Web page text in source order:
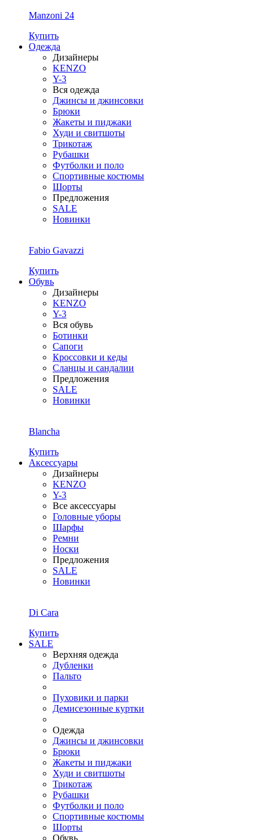
Manzoni 24
Купить
Одежда
Дизайнеры
KENZO
Y-3
Вся одежда
Джинсы и джинсовки
Брюки
Жакеты и пиджаки
Худи и свитшоты
Трикотаж
Рубашки
Футболки и поло
Спортивные костюмы
Шорты
Предложения
SALE
Новинки
Fabio Gavazzi
Купить
Обувь
Дизайнеры
KENZO
Y-3
Вся обувь
Ботинки
Сапоги
Кроссовки и кеды
Сланцы и сандалии
Предложения
SALE
Новинки
Blancha
Купить
Аксессуары
Дизайнеры
KENZO
Y-3
Все аксессуары
Головные уборы
Шарфы
Ремни
Носки
Предложения
SALE
Новинки
Di Cara
Купить
SALE
Верхняя одежда
Дубленки
Пальто
Пуховики и парки
Демисезонные куртки
Одежда
Джинсы и джинсовки
Брюки
Жакеты и пиджаки
Худи и свитшоты
Трикотаж
Рубашки
Футболки и поло
Спортивные костюмы
Шорты